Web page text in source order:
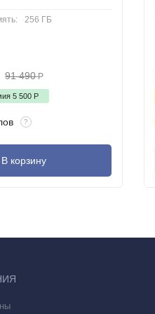
256 ГБ
91 490 Р
5 500 Р
?
В корзину